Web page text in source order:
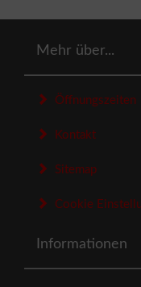
Mehr über...
Öffnungszeiten
Kontakt
Sitemap
Cookie
Informationen